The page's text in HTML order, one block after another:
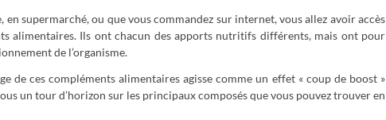
en supermarché, ou que vous commandez sur internet, vous allez avoir accès
alimentaires. Ils ont chacun des apports nutritifs différents, mais ont pour
de l’organisme.
de ces compléments alimentaires agisse comme un effet « coup de boost »
un tour d’horizon sur les principaux composés que vous pouvez trouver en